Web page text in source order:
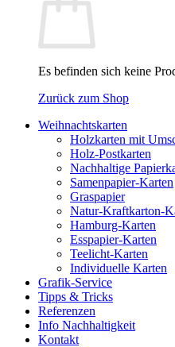
Es befinden sich keine
Zurück zum Shop
Weihnachtskarten
Holzkarten mit
Holz-Postkarten
Nachhaltige
Samenpapier-Karten
Graspapier
Natur-Kraftkarton-
Hamburg-Karten
Esspapier-Karten
Teelicht-Karten
Individuelle Karten
Grafik-Service
Tipps & Tricks
Referenzen
Info Nachhaltigkeit
Kontakt